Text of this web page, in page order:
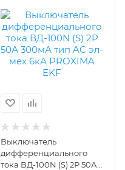
Выключатель
дифференциального
тока ВД-100N (S) 2P 50А